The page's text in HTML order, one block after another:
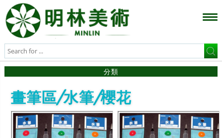
分類
畫筆區/水筆/櫻花